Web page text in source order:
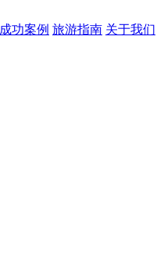
成功案例 旅游指南 关于我们